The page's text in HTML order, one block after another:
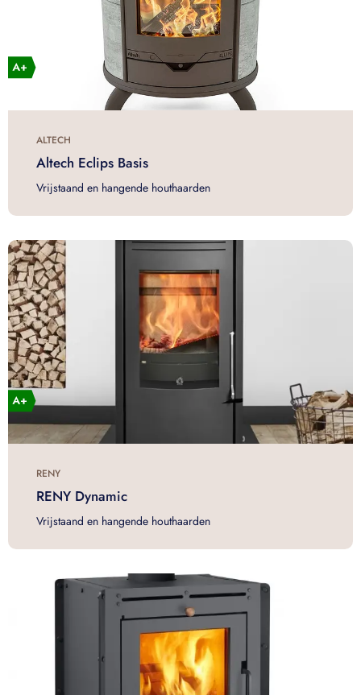
ALTECH
Altech Eclips Basis
Vrijstaand en hangende houthaarden
RENY
RENY Dynamic
Vrijstaand en hangende houthaarden